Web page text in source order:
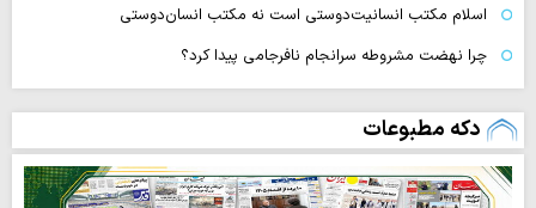
اسلام مکتب انسانیت‌دوستی است نه مکتب انسان‌دوستی
چرا نهضت مشروطه سرانجام نافرجامی پیدا کرد؟
دکه مطبوعات